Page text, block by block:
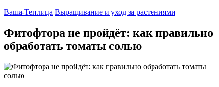
Ваша-Теплица Выращивание и уход за растениями
Фитофтора не пройдёт: как правильно
обработать томаты солью